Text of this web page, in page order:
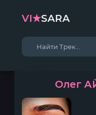
VI★SARA
Олег